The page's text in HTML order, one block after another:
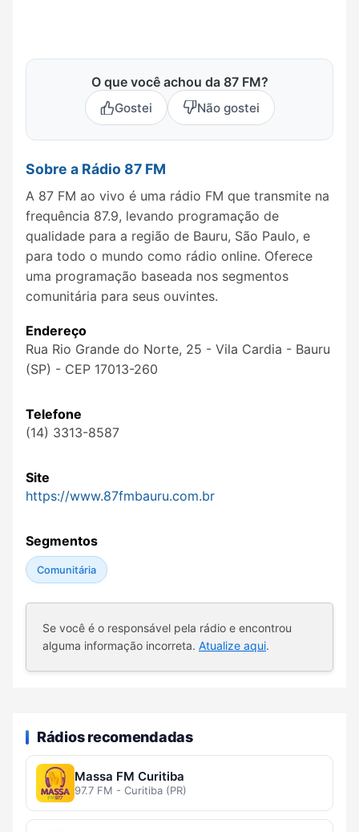
O que você achou da 87 FM?
Gostei Não gostei
Sobre a Rádio 87 FM
A 87 FM ao vivo é uma rádio FM que transmite na
frequência 87.9, levando programação de
qualidade para a região de Bauru, São Paulo, e
para todo o mundo como rádio online. Oferece
uma programação baseada nos segmentos
comunitária para seus ouvintes.
Endereço
Rua Rio Grande do Norte, 25 - Vila Cardia - Bauru
(SP) - CEP 17013-260
Telefone
(14) 3313-8587
Site
https://www.87fmbauru.com.br
Segmentos
Comunitária
Se você é o responsável pela rádio e encontrou
alguma informação incorreta. Atualize aqui.
Rádios recomendadas
Massa FM Curitiba
97.7 FM - Curitiba (PR)